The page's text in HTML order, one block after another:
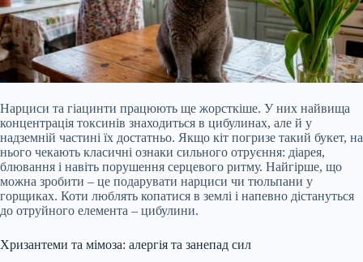
Нарциси та гіацинти працюють ще жорсткіше. У них найвища
концентрація токсинів знаходиться в цибулинах, але й у
надземній частині їх достатньо. Якщо кіт погризе такий букет, на
нього чекають класичні ознаки сильного отруєння: діарея,
блювання і навіть порушення серцевого ритму. Найгірше, що
можна зробити – це подарувати нарциси чи тюльпани у
горщиках. Коти люблять копатися в землі і напевно дістануться
до отруйного елемента – цибулини.
Хризантеми та мімоза: алергія та занепад сил